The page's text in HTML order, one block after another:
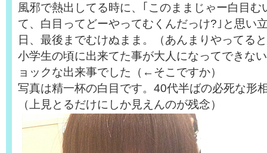
風邪で熱出してる時に、｢このままじゃー白目
て、白目ってどーやってむくんだっけ?｣と思い
日、最後までむけぬまま。（あんまりやってる
小学生の頃に出来てた事が大人になってできな
ョックな出来事でした（←そこですか）
写真は精一杯の白目です。40代半ばの必死な形
（上見とるだけにしか見えんのが残念）